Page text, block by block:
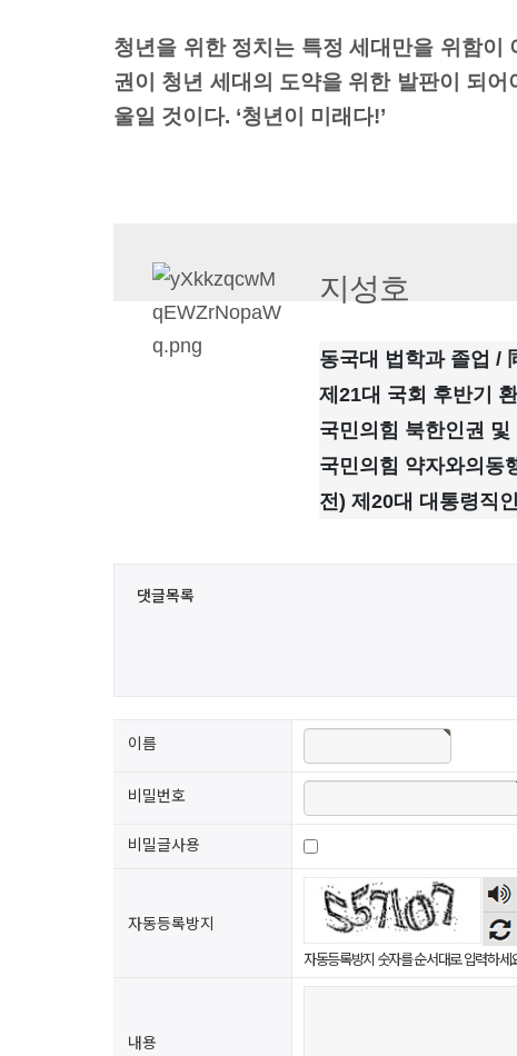
청년을 위한 정치는 특정 세대만을 위함이
권이 청년 세대의 도약을 위한 발판이 되
울일 것이다. ‘청년이 미래다!’
지성호
동국대 법학과 졸업 /
제21대 국회 후반기
국민의힘 북한인권
국민의힘 약자와의동
전) 제20대 대통령직
댓글목록
이름
비밀번호
비밀글사용
자동등록방지
숫자
음성
듣기
자동등록방지 숫자를 순서대로 입력하세
내용